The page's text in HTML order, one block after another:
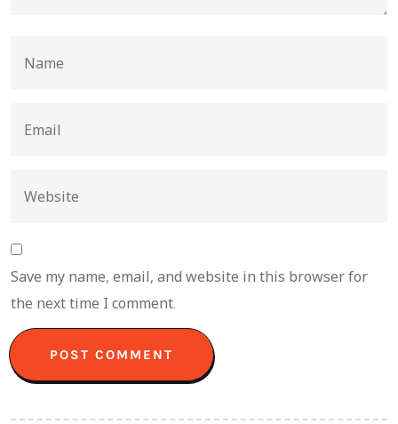
Save my name, email, and website in this browser for
the next time I comment.